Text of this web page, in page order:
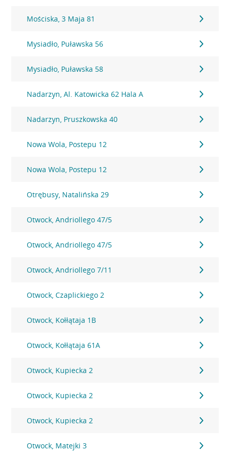
Mościska, 3 Maja 81
Mysiadło, Puławska 56
Mysiadło, Puławska 58
Nadarzyn, Al. Katowicka 62 Hala A
Nadarzyn, Pruszkowska 40
Nowa Wola, Postepu 12
Nowa Wola, Postepu 12
Otrębusy, Natalińska 29
Otwock, Andriollego 47/5
Otwock, Andriollego 47/5
Otwock, Andriollego 7/11
Otwock, Czaplickiego 2
Otwock, Kołłątaja 1B
Otwock, Kołłątaja 61A
Otwock, Kupiecka 2
Otwock, Kupiecka 2
Otwock, Kupiecka 2
Otwock, Matejki 3